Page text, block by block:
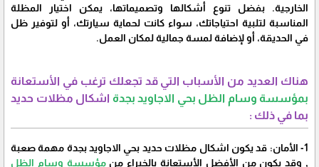
الخارجية. بفضل تنوع أشكالها وتصميماتها، يمكن اختيار المظلة
المناسبة لتلبية احتياجاتك، سواء كانت لحماية سيارتك، أو لتوفير ظل
في الحديقة، أو لإضافة لمسة جمالية لمكان العمل.
هناك العديد من الأسباب التي قد تجعلك ترغب في الأستعانة
بمؤسسة وسام الظل بحي الاجاويد بجدة اشكال مظلات حديد
بما في ذلك :
1- الأمان: قد يكون اشكال مظلات حديد بحي الاجاويد بجدة مهمة صعبة
, وقد يكون من الأفضل الأستعانة بالخبراء منمؤسسة وسام الظل